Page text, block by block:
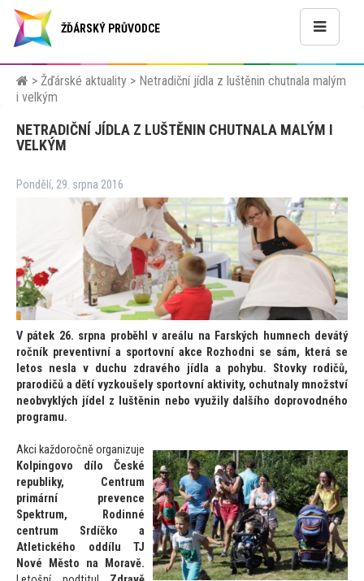
ŽĎÁRSKÝ PRŮVODCE
> Žďárské aktuality > Netradiční jídla z luštěnin chutnala malým
i velkým
NETRADIČNÍ JÍDLA Z LUŠTĚNIN CHUTNALA MALÝM I
VELKÝM
Pondělí, 29. srpna 2016
V pátek 26. srpna proběhl v areálu na Farských humnech devátý
ročník preventivní a sportovní akce Rozhodni se sám, která se
letos nesla v duchu zdravého jídla a pohybu. Stovky rodičů,
prarodičů a dětí vyzkoušely sportovní aktivity, ochutnaly množství
neobvyklých jídel z luštěnin nebo využily dalšího doprovodného
programu.
Akci každoročně organizuje
Kolpingovo dílo České
republiky, Centrum
primární prevence
Spektrum, Rodinné
centrum Srdíčko a
Atletického oddílu TJ
Nové Město na Moravě.